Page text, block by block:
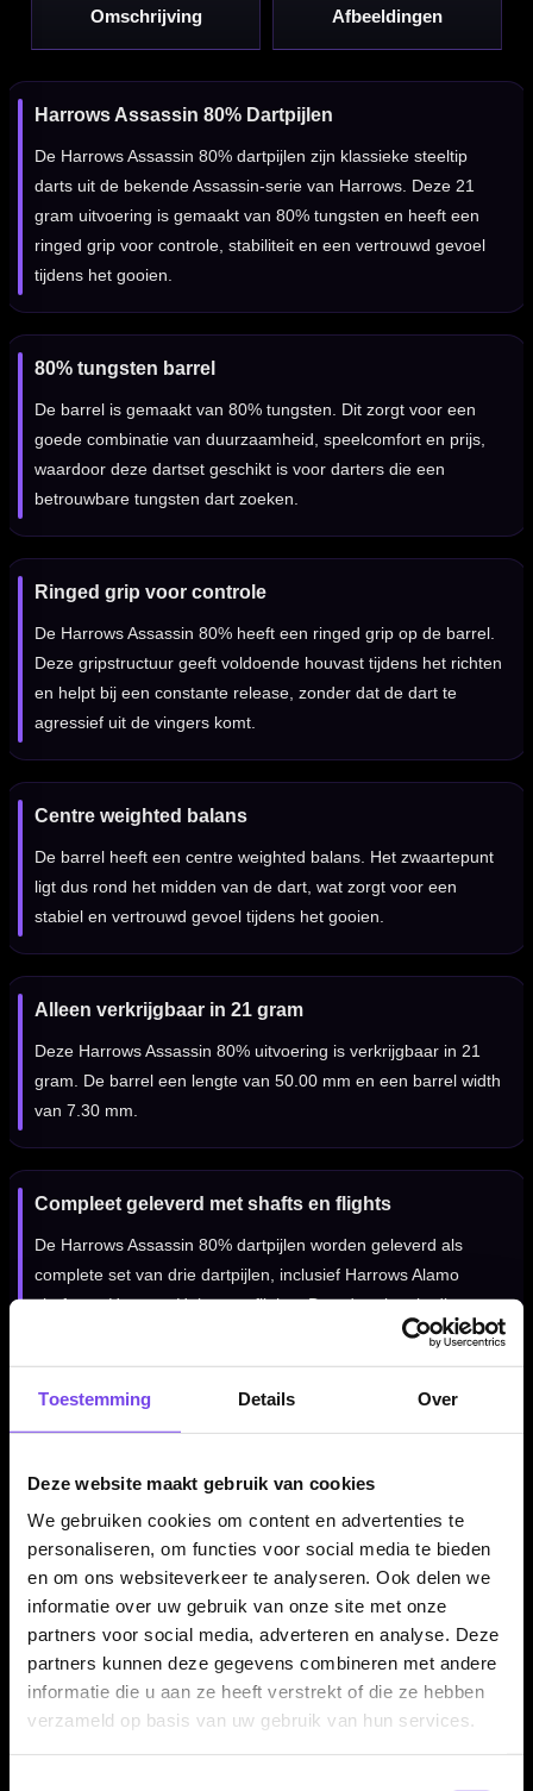
Toestemming Details Over
Deze website maakt gebruik van cookies
We gebruiken cookies om content en advertenties te
personaliseren, om functies voor social media te bieden
en om ons websiteverkeer te analyseren. Ook delen we
informatie over uw gebruik van onze site met onze
partners voor social media, adverteren en analyse. Deze
partners kunnen deze gegevens combineren met andere
informatie die u aan ze heeft verstrekt of die ze hebben
verzameld op basis van uw gebruik van hun services.
Omschrijving Afbeeldingen
Harrows Assassin 80% Dartpijlen
De Harrows Assassin 80% dartpijlen zijn klassieke steeltip
darts uit de bekende Assassin-serie van Harrows. Deze 21
gram uitvoering is gemaakt van 80% tungsten en heeft een
ringed grip voor controle, stabiliteit en een vertrouwd gevoel
tijdens het gooien.
80% tungsten barrel
De barrel is gemaakt van 80% tungsten. Dit zorgt voor een
goede combinatie van duurzaamheid, speelcomfort en prijs,
waardoor deze dartset geschikt is voor darters die een
betrouwbare tungsten dart zoeken.
Ringed grip voor controle
De Harrows Assassin 80% heeft een ringed grip op de barrel.
Deze gripstructuur geeft voldoende houvast tijdens het richten
en helpt bij een constante release, zonder dat de dart te
agressief uit de vingers komt.
Centre weighted balans
De barrel heeft een centre weighted balans. Het zwaartepunt
ligt dus rond het midden van de dart, wat zorgt voor een
stabiel en vertrouwd gevoel tijdens het gooien.
Alleen verkrijgbaar in 21 gram
Deze Harrows Assassin 80% uitvoering is verkrijgbaar in 21
gram. De barrel een lengte van 50.00 mm en een barrel width
van 7.30 mm.
Compleet geleverd met shafts en flights
De Harrows Assassin 80% dartpijlen worden geleverd als
complete set van drie dartpijlen, inclusief Harrows Alamo
shafts en Harrows Hologram flights. Daardoor kun je direct
spelen met een complete Harrows Assassin setup.
✓ Gemaakt van 80% tungsten
✓ Ringed grip voor controle
✓ Centre weighted balans
✓ Alleen verkrijgbaar in 21 gram
✓ Barrel lengte 50.00 mm
✓
Geleverd als complete set van 3 dartpijlen